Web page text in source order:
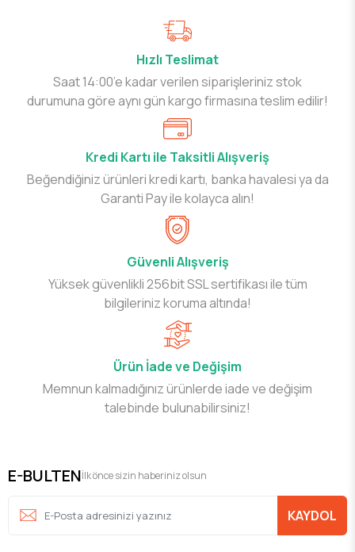
Hızlı Teslimat
Saat 14:00’e kadar verilen siparişleriniz stok
durumuna göre aynı gün kargo firmasına teslim edilir!
Kredi Kartı ile Taksitli Alışveriş
Beğendiğiniz ürünleri kredi kartı, banka havalesi ya da
Garanti Pay ile kolayca alın!
Güvenli Alışveriş
Yüksek güvenlikli 256bit SSL sertifikası ile tüm
bilgileriniz koruma altında!
Ürün İade ve Değişim
Memnun kalmadığınız ürünlerde iade ve değişim
talebinde bulunabilirsiniz!
E-BULTENİlk önce sizin haberiniz olsun
KAYDOL